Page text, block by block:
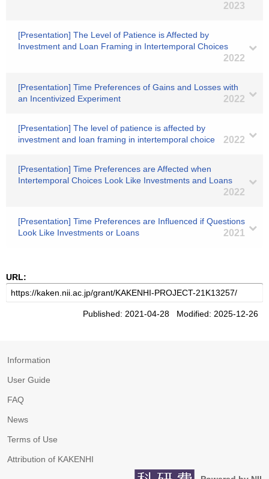
2023
[Presentation] The Level of Patience is Affected by
Investment and Loan Framing in Intertemporal Choices
2022
[Presentation] Time Preferences of Gains and Losses with
an Incentivized Experiment
2022
[Presentation] The level of patience is affected by
investment and loan framing in intertemporal choice
2022
[Presentation] Time Preferences are Affected when
Intertemporal Choices Look Like Investments and Loans
2022
[Presentation] Time Preferences are Influenced if Questions
Look Like Investments or Loans
2021
URL:
Published: 2021-04-28 Modified: 2025-12-26
Information
User Guide
FAQ
News
Terms of Use
Attribution of KAKENHI